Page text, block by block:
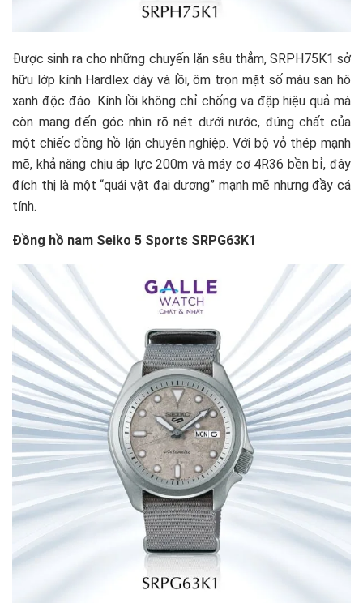
Được sinh ra cho những chuyến lặn sâu thẳm, SRPH75K1 sở
hữu lớp kính Hardlex dày và lồi, ôm trọn mặt số màu san hô
xanh độc đáo. Kính lồi không chỉ chống va đập hiệu quả mà
còn mang đến góc nhìn rõ nét dưới nước, đúng chất của
một chiếc đồng hồ lặn chuyên nghiệp. Với bộ vỏ thép mạnh
mẽ, khả năng chịu áp lực 200m và máy cơ 4R36 bền bỉ, đây
đích thị là một “quái vật đại dương” mạnh mẽ nhưng đầy cá
tính.
Đồng hồ nam Seiko 5 Sports SRPG63K1